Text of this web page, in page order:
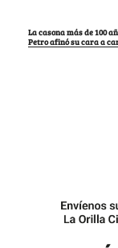
La casona más de 100
Petro afinó su cara a